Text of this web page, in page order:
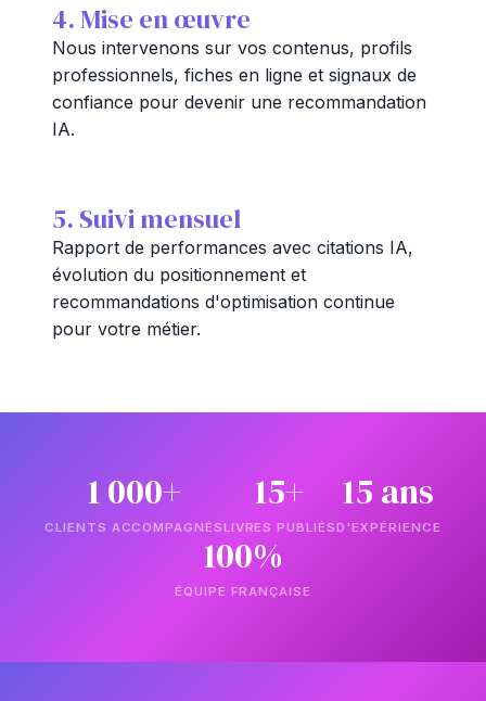
4. Mise en œuvre
Nous intervenons sur vos contenus, profils
professionnels, fiches en ligne et signaux de
confiance pour devenir une recommandation
IA.
5. Suivi mensuel
Rapport de performances avec citations IA,
évolution du positionnement et
recommandations d'optimisation continue
pour votre métier.
1 000+
CLIENTS ACCOMPAGNÉS
15+
LIVRES PUBLIÉS
15 ans
D'EXPÉRIENCE
100%
ÉQUIPE FRANÇAISE